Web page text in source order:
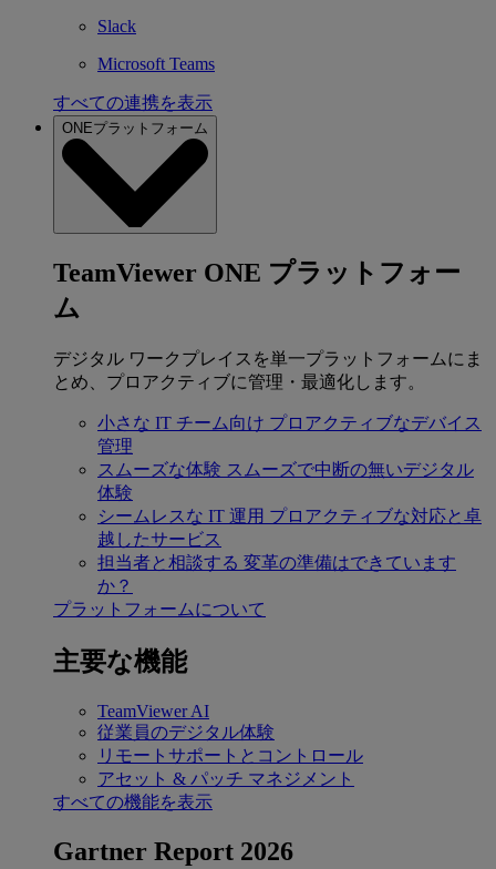
Slack
Microsoft Teams
すべての連携を表示
ONEプラットフォーム
TeamViewer ONE プラットフォー
ム
デジタル ワークプレイスを単一プラットフォームにま
とめ、プロアクティブに管理・最適化します。
小さな IT チーム向け プロアクティブなデバイス
管理
スムーズな体験 スムーズで中断の無いデジタル
体験
シームレスな IT 運用 プロアクティブな対応と卓
越したサービス
担当者と相談する 変革の準備はできています
か？
プラットフォームについて
主要な機能
TeamViewer AI
従業員のデジタル体験
リモートサポートとコントロール
アセット & パッチ マネジメント
すべての機能を表示
Gartner Report 2026